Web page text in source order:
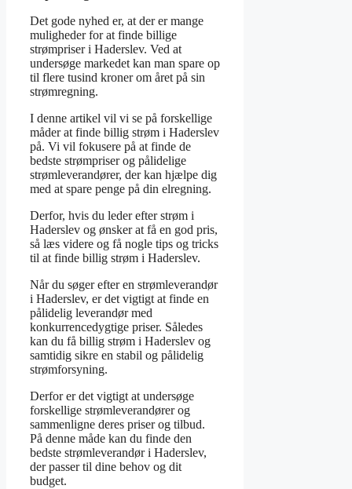
Det gode nyhed er, at der er mange
muligheder for at finde billige
strømpriser i Haderslev. Ved at
undersøge markedet kan man spare op
til flere tusind kroner om året på sin
strømregning.
I denne artikel vil vi se på forskellige
måder at finde billig strøm i Haderslev
på. Vi vil fokusere på at finde de
bedste strømpriser og pålidelige
strømleverandører, der kan hjælpe dig
med at spare penge på din elregning.
Derfor, hvis du leder efter strøm i
Haderslev og ønsker at få en god pris,
så læs videre og få nogle tips og tricks
til at finde billig strøm i Haderslev.
Når du søger efter en strømleverandør
i Haderslev, er det vigtigt at finde en
pålidelig leverandør med
konkurrencedygtige priser. Således
kan du få billig strøm i Haderslev og
samtidig sikre en stabil og pålidelig
strømforsyning.
Derfor er det vigtigt at undersøge
forskellige strømleverandører og
sammenligne deres priser og tilbud.
På denne måde kan du finde den
bedste strømleverandør i Haderslev,
der passer til dine behov og dit
budget.